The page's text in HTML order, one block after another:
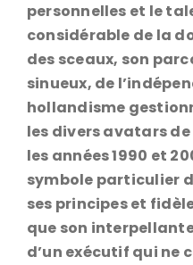
personnelles et le
considérable de la
des sceaux, son
sinueux, de
hollandisme
les divers avatars
les années 1990 et
symbole particulier
ses principes et
que son
d’un exécutif qui ne